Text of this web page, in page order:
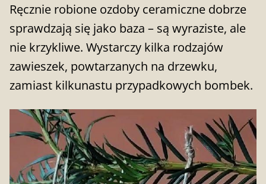
Ręcznie robione ozdoby ceramiczne dobrze
sprawdzają się jako baza – są wyraziste, ale
nie krzykliwe. Wystarczy kilka rodzajów
zawieszek, powtarzanych na drzewku,
zamiast kilkunastu przypadkowych bombek.